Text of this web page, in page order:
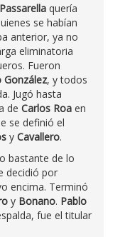
Passarella quería
se habían
anterior, ya no
eliminatoria
Fueron
González, y todos
Jugó hasta
de Carlos Roa en
se definió el
y Cavallero.
bastante de lo
decidió por
encima. Terminó
y Bonano. Pablo
fue el titular